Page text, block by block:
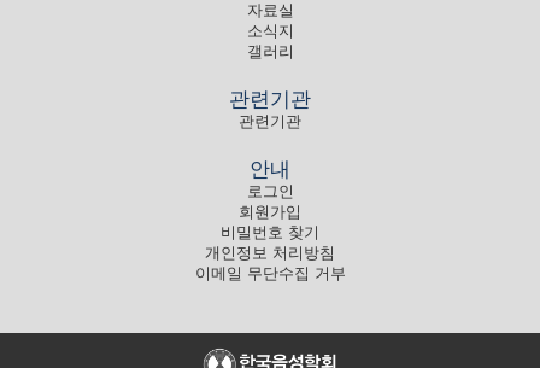
자료실
소식지
갤러리
관련기관
관련기관
안내
로그인
회원가입
비밀번호 찾기
개인정보 처리방침
이메일 무단수집 거부